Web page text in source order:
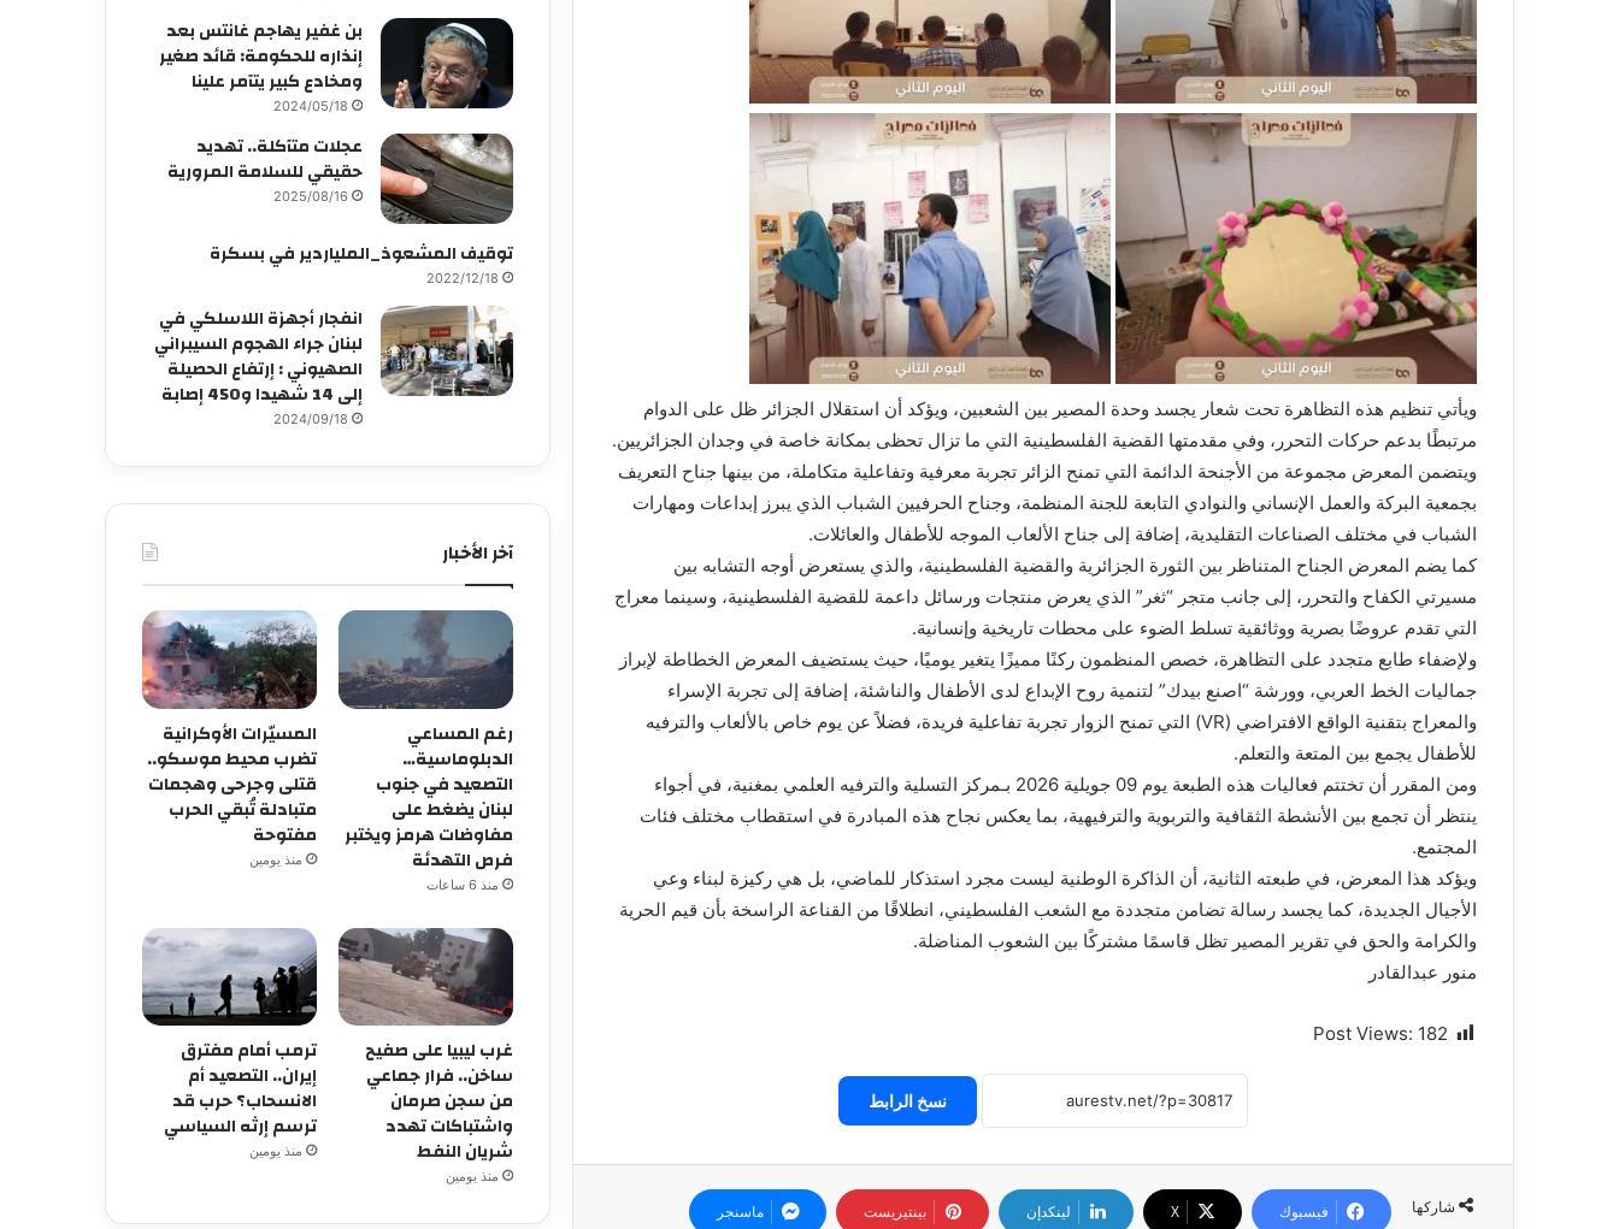
ويأتي تنظيم هذه التظاهرة تحت شعار يجسد وحدة المصير بين الشعبين، ويؤكد أن استقلال الجزائر ظل على الدوام
مرتبطًا بدعم حركات التحرر، وفي مقدمتها القضية الفلسطينية التي ما تزال تحظى بمكانة خاصة في وجدان الجزائريين.
ويتضمن المعرض مجموعة من الأجنحة الدائمة التي تمنح الزائر تجربة معرفية وتفاعلية متكاملة، من بينها جناح التعريف
بجمعية البركة والعمل الإنساني والنوادي التابعة للجنة المنظمة، وجناح الحرفيين الشباب الذي يبرز إبداعات ومهارات
الشباب في مختلف الصناعات التقليدية، إضافة إلى جناح الألعاب الموجه للأطفال والعائلات.
كما يضم المعرض الجناح المتناظر بين الثورة الجزائرية والقضية الفلسطينية، والذي يستعرض أوجه التشابه بين
مسيرتي الكفاح والتحرر، إلى جانب متجر “ثغر” الذي يعرض منتجات ورسائل داعمة للقضية الفلسطينية، وسينما معراج
التي تقدم عروضًا بصرية ووثائقية تسلط الضوء على محطات تاريخية وإنسانية.
ولإضفاء طابع متجدد على التظاهرة، خصص المنظمون ركنًا مميزًا يتغير يوميًا، حيث يستضيف المعرض الخطاطة لإبراز
جماليات الخط العربي، وورشة “اصنع بيدك” لتنمية روح الإبداع لدى الأطفال والناشئة، إضافة إلى تجربة الإسراء
والمعراج بتقنية الواقع الافتراضي (VR) التي تمنح الزوار تجربة تفاعلية فريدة، فضلاً عن يوم خاص بالألعاب والترفيه
للأطفال يجمع بين المتعة والتعلم.
ومن المقرر أن تختتم فعاليات هذه الطبعة يوم 09 جويلية 2026 بـمركز التسلية والترفيه العلمي بمغنية، في أجواء
ينتظر أن تجمع بين الأنشطة الثقافية والتربوية والترفيهية، بما يعكس نجاح هذه المبادرة في استقطاب مختلف فئات
المجتمع.
ويؤكد هذا المعرض، في طبعته الثانية، أن الذاكرة الوطنية ليست مجرد استذكار للماضي، بل هي ركيزة لبناء وعي
الأجيال الجديدة، كما يجسد رسالة تضامن متجددة مع الشعب الفلسطيني، انطلاقًا من القناعة الراسخة بأن قيم الحرية
والكرامة والحق في تقرير المصير تظل قاسمًا مشتركًا بين الشعوب المناضلة.
منور عبدالقادر
Post Views: 182
نسخ الرابط
شاركها فيسبوك X لينكدإن بينتيريست ماسنجر
بن غفير يهاجم غانتس بعد
إنذاره للحكومة: قائد صغير
ومخادع كبير يتآمر علينا
2024/05/18
عجلات متآكلة.. تهديد
حقيقي للسلامة المرورية
2025/08/16
توقيف المشعوذ_الملياردير في بسكرة
2022/12/18
انفجار أجهزة اللاسلكي في
لبنان جراء الهجوم السيبراني
الصهيوني : إرتفاع الحصيلة
إلى 14 شهيدا و450 إصابة
2024/09/18
آخر الأخبار
رغم المساعي
الدبلوماسية…
التصعيد في جنوب
لبنان يضغط على
مفاوضات هرمز ويختبر
فرص التهدئة
منذ 6 ساعات
المسيّرات الأوكرانية
تضرب محيط موسكو..
قتلى وجرحى وهجمات
متبادلة تُبقي الحرب
مفتوحة
منذ يومين
غرب ليبيا على صفيح
ساخن.. فرار جماعي
من سجن صرمان
واشتباكات تهدد
شريان النفط
منذ يومين
ترمب أمام مفترق
إيران.. التصعيد أم
الانسحاب؟ حرب قد
ترسم إرثه السياسي
منذ يومين